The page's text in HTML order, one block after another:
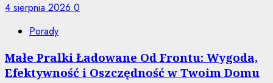
4 sierpnia 2026 0
Porady
Małe Pralki Ładowane Od Frontu: Wygoda,
Efektywność i Oszczędność w Twoim Domu